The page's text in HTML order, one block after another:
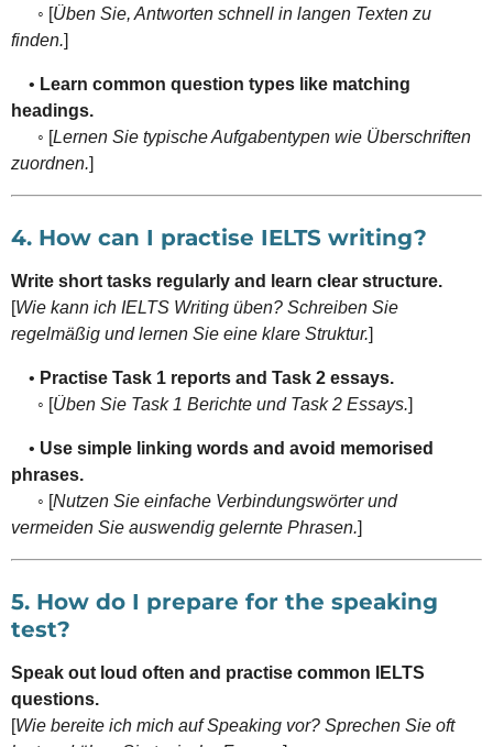
◦ [Üben Sie, Antworten schnell in langen Texten zu
finden.]
• Learn common question types like matching
headings.
◦ [Lernen Sie typische Aufgabentypen wie Überschriften
zuordnen.]
4. How can I practise IELTS writing?
Write short tasks regularly and learn clear structure.
[Wie kann ich IELTS Writing üben? Schreiben Sie
regelmäßig und lernen Sie eine klare Struktur.]
• Practise Task 1 reports and Task 2 essays.
◦ [Üben Sie Task 1 Berichte und Task 2 Essays.]
• Use simple linking words and avoid memorised
phrases.
◦ [Nutzen Sie einfache Verbindungswörter und
vermeiden Sie auswendig gelernte Phrasen.]
5. How do I prepare for the speaking
test?
Speak out loud often and practise common IELTS
questions.
[Wie bereite ich mich auf Speaking vor? Sprechen Sie oft